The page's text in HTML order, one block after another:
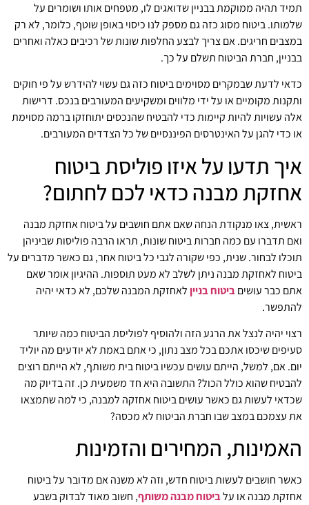
תמיד תהיה ממוקמת בבניין שדואגים לו, מטפחים אותו ושומרים על
שלמותו. ביטוח מסוג כזה גם מספק לנו כיסוי באופן שוטף, כלומר, לא רק
במצבים חריגים. אם צריך לבצע החלפות שונות של רכיבים כאלה ואחרים
בבניין, חברת הביטוח תשלם על כך.
כדאי לדעת שבמקרים מסוימים ביטוח כזה גם עשוי להידרש על פי חוקים
ותקנות מקומיים או על ידי מלווים ומשקיעים המעורבים בנכס. דרישות
אלה עשויות להיות קיימות כדי להבטיח שהנכסים יתוחזקו ברמה מסוימת
או כדי להגן על האינטרסים הפיננסיים של כל הצדדים המעורבים.
איך תדעו על איזו פוליסת ביטוח
אחזקת מבנה כדאי לכם לחתום?
ראשית, צאו מנקודת הנחה שאם אתם חושבים על ביטוח אחזקת מבנה
ואם תדברו עם כמה חברות ביטוח שונות, תראו הרבה פוליסות שביניהן
תוכלו לבחור. שנית, כפי שקורה לגבי כל ביטוח אחר, גם כאשר מדברים על
ביטוח לאחזקת מבנה ניתן לשלב לא מעט תוספות. ההיגיון אומר שאם
אתם כבר עושיםביטוח בנייןלאחזקת המבנה שלכם, לא כדאי יהיה
להתפשר.
רצוי יהיה לנצל את הרגע הזה ולהוסיף לפוליסת הביטוח כמה שיותר
סעיפים שיכסו אתכם בכל מצב נתון, כי אתם באמת לא יודעים מה יוליד
יום. אם, למשל, הייתם עושים עכשיו ביטוח בית משותף, לא הייתם רוצים
להבטיח שהוא כולל הכול? התשובה היא חד משמעית כן. זה בדיוק מה
שכדאי לעשות גם כאשר עושים ביטוח אחזקה למבנה, כי למה שתמצאו
את עצמכם במצב שבו חברת הביטוח לא מכסה?
האמינות, המחירים והזמינות
כאשר חושבים לעשות ביטוח חדש, וזה לא משנה אם מדובר על ביטוח
אחזקת מבנה או עלביטוח מבנה משותף, חשוב מאוד לבדוק בשבע